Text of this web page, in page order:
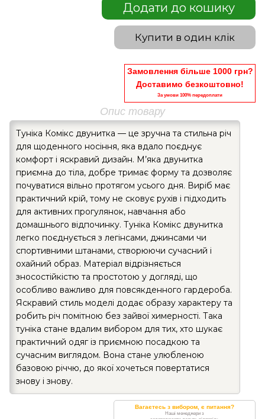
Додати до кошику
Купити в один клік
Замовлення більше 1000 грн?
Доставимо безкоштовно!
За умови 100% передоплати
Опис товару
Туніка Комікс двунитка — це зручна та стильна річ
для щоденного носіння, яка вдало поєднує
комфорт і яскравий дизайн. М’яка двунитка
приємна до тіла, добре тримає форму та дозволяє
почуватися вільно протягом усього дня. Виріб має
практичний крій, тому не сковує рухів і підходить
для активних прогулянок, навчання або
домашнього відпочинку. Туніка Комікс двунитка
легко поєднується з легінсами, джинсами чи
спортивними штанами, створюючи сучасний і
охайний образ. Матеріал відрізняється
зносостійкістю та простотою у догляді, що
особливо важливо для повсякденного гардероба.
Яскравий стиль моделі додає образу характеру та
робить річ помітною без зайвої химерності. Така
туніка стане вдалим вибором для тих, хто шукає
практичний одяг із приємною посадкою та
сучасним виглядом. Вона стане улюбленою
базовою річчю, до якої хочеться повертатися
знову і знову.
Вагаєтесь з вибором, є питання?
Наші менеджери з